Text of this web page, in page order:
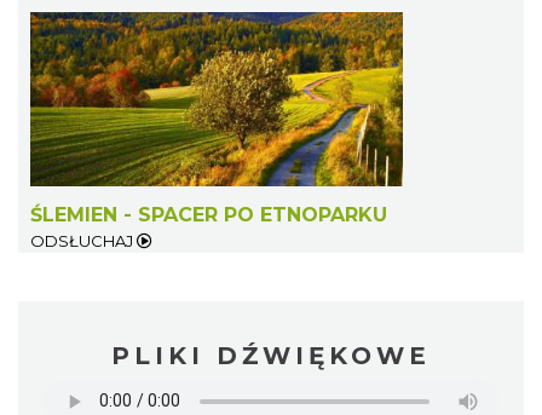
ŚLEMIEN - SPACER PO ETNOPARKU
ODSŁUCHAJ
PLIKI DŹWIĘKOWE